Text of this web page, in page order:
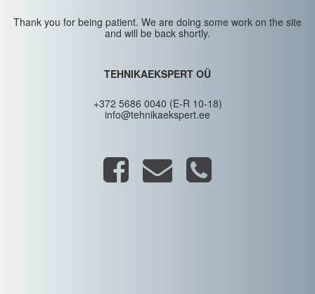
Thank you for being patient. We are doing some work on the site
and will be back shortly.
TEHNIKAEKSPERT OÜ
+372 5686 0040 (E-R 10-18)
info@tehnikaekspert.ee